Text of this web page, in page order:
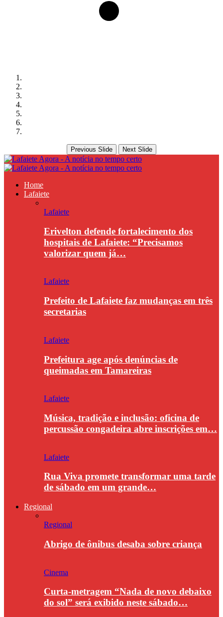
Previous Slide Next Slide
Home
Lafaiete
Lafaiete
Erivelton defende fortalecimento dos
hospitais de Lafaiete: “Precisamos
valorizar quem já…
Lafaiete
Prefeito de Lafaiete faz mudanças em três
secretarias
Lafaiete
Prefeitura age após denúncias de
queimadas em Tamareiras
Lafaiete
Música, tradição e inclusão: oficina de
percussão congadeira abre inscrições em…
Lafaiete
Rua Viva promete transformar uma tarde
de sábado em um grande…
Regional
Regional
Abrigo de ônibus desaba sobre criança
Cinema
Curta-metragem “Nada de novo debaixo
do sol” será exibido neste sábado…